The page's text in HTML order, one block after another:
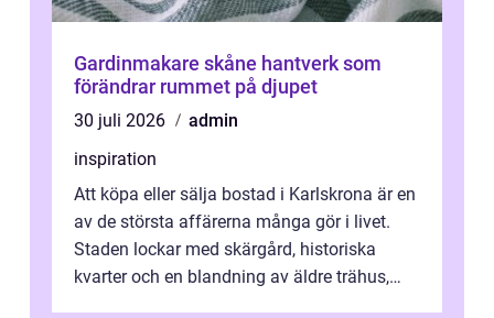
Gardinmakare skåne hantverk som
förändrar rummet på djupet
30 juli 2026
admin
inspiration
Att köpa eller sälja bostad i Karlskrona är en
av de största affärerna många gör i livet.
Staden lockar med skärgård, historiska
kvarter och en blandning av äldre trähus,